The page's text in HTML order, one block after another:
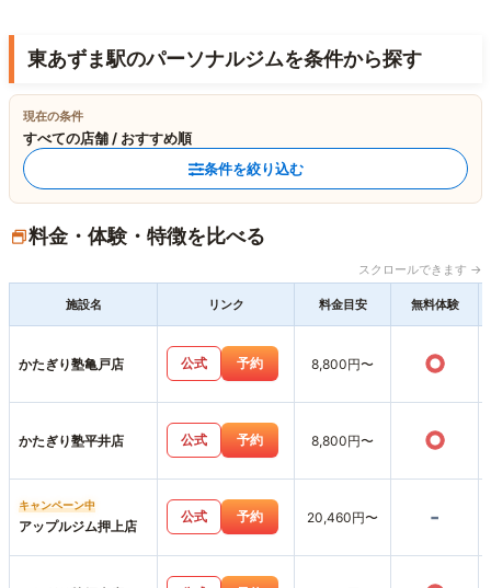
東あずま駅のパーソナルジムを条件から探す
現在の条件
すべての店舗 / おすすめ順
条件を絞り込む
料金・体験・特徴を比べる
スクロールできます →
施設名 リンク 料金目安 無料体験
かたぎり塾亀戸店 公式 予約 8,800円〜 ○
かたぎり塾平井店 公式 予約 8,800円〜 ○
キャンペーン中
アップルジム押上店
公式 予約 20,460円〜 -